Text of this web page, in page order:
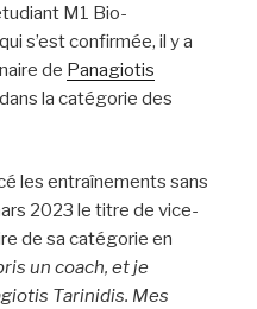
M1 Bio-
s’est confirmée, il y a
de Panagiotis
la catégorie des
les entraînements sans
2023 le titre de vice-
de sa catégorie en
un coach, et je
Tarinidis. Mes